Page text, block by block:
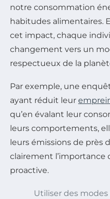
notre consommation
habitudes alimentaires.
cet impact, chaque
changement vers un
respectueux de la
Par exemple, une
ayant réduit leur
qu’en évalant leur
leurs comportements,
leurs émissions de près
clairement l’importance
proactive.
Utiliser des